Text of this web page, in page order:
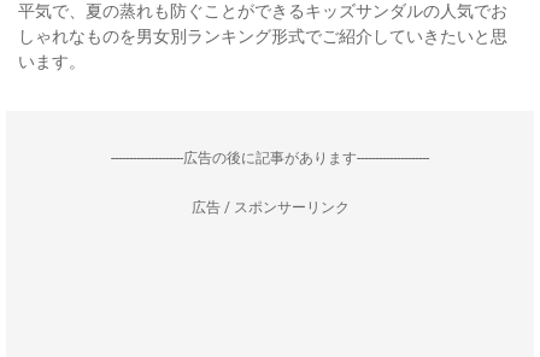
平気で、夏の蒸れも防ぐことができるキッズサンダルの人気でお
しゃれなものを男女別ランキング形式でご紹介していきたいと思
います。
--------------------広告の後に記事があります--------------------
広告 / スポンサーリンク